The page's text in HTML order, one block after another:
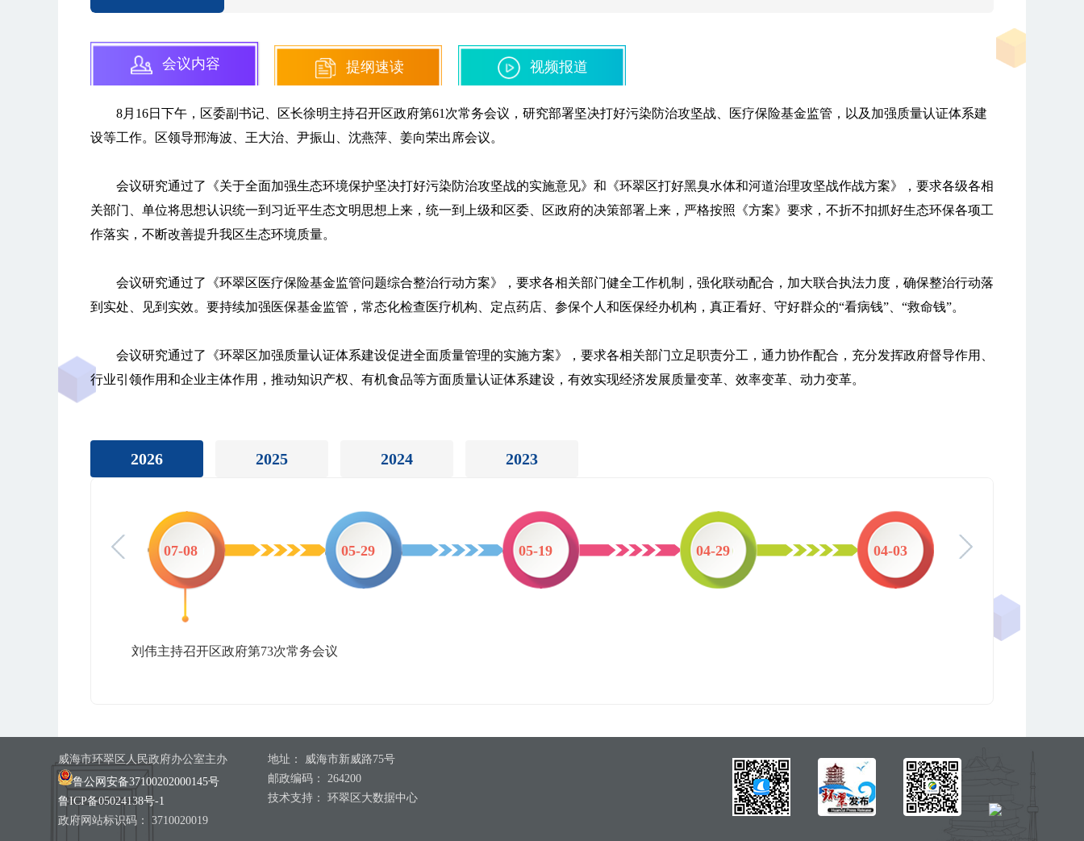
会议内容 提纲速读 视频报道
8月16日下午，区委副书记、区长徐明主持召开区政府第61次常务会议，研究部署坚决打好污染防治攻坚战、医疗保险基金监管，以及加强质量认证体系建
设等工作。区领导邢海波、王大治、尹振山、沈燕萍、姜向荣出席会议。
会议研究通过了《关于全面加强生态环境保护坚决打好污染防治攻坚战的实施意见》和《环翠区打好黑臭水体和河道治理攻坚战作战方案》，要求各级各相
关部门、单位将思想认识统一到习近平生态文明思想上来，统一到上级和区委、区政府的决策部署上来，严格按照《方案》要求，不折不扣抓好生态环保各项工
作落实，不断改善提升我区生态环境质量。
会议研究通过了《环翠区医疗保险基金监管问题综合整治行动方案》，要求各相关部门健全工作机制，强化联动配合，加大联合执法力度，确保整治行动落
到实处、见到实效。要持续加强医保基金监管，常态化检查医疗机构、定点药店、参保个人和医保经办机构，真正看好、守好群众的“看病钱”、“救命钱”。
会议研究通过了《环翠区加强质量认证体系建设促进全面质量管理的实施方案》，要求各相关部门立足职责分工，通力协作配合，充分发挥政府督导作用、
行业引领作用和企业主体作用，推动知识产权、有机食品等方面质量认证体系建设，有效实现经济发展质量变革、效率变革、动力变革。
2026 2025 2024 2023
07-08 05-29 05-19 04-29 04-03
刘伟主持召开区政府第73次常务会议
威海市环翠区人民政府办公室主办
鲁公网安备37100202000145号
鲁ICP备05024138号-1
政府网站标识码： 3710020019
地址： 威海市新威路75号
邮政编码： 264200
技术支持： 环翠区大数据中心